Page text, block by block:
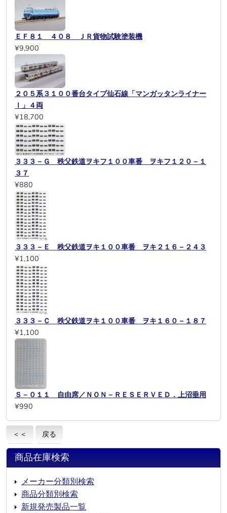
ＥＦ８１ ４０８ ＪＲ貨物試験塗装機
¥9,900
２０５系３１００番台タイプ仙石線「マンガッタンライナー
Ⅰ」４両
¥18,700
３３３－Ｇ 秩父鉄道ヲキフ１００車番 ヲキフ１２０－１
３７
¥880
３３３－Ｅ 秩父鉄道ヲキ１００車番 ヲキ２１６－２４３
¥1,100
３３３－Ｃ 秩父鉄道ヲキ１００車番 ヲキ１６０－１８７
¥1,100
Ｓ－０１１ 自由席／ＮＯＮ－ＲＥＳＥＲＶＥＤ．上沼垂用
¥990
＜＜ 戻る
商品在庫検索
メーカー分類別検索
商品分類別検索
新規発売製品一覧